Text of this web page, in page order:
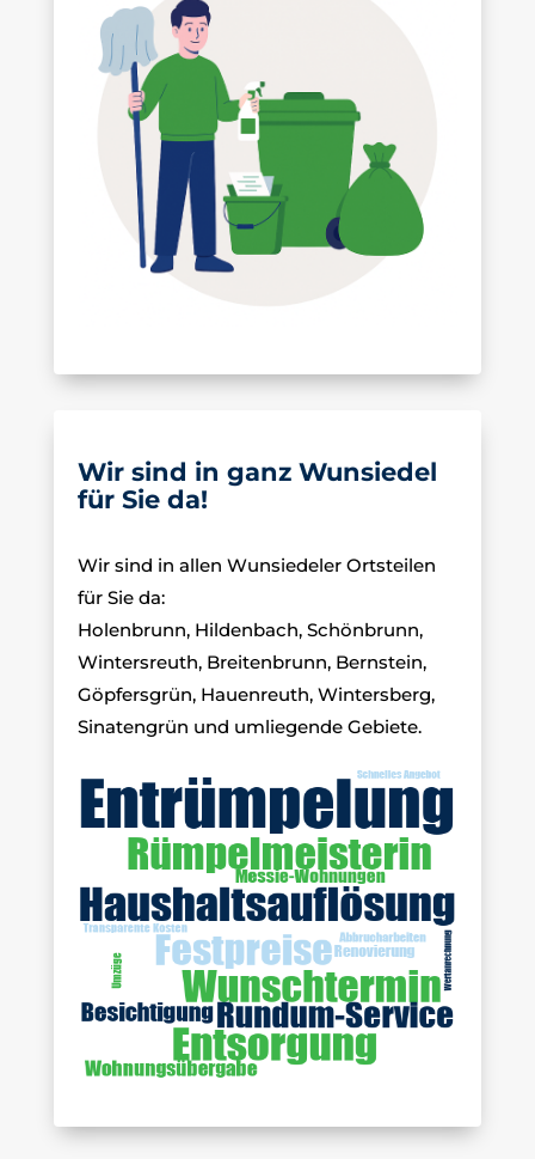
Wir sind in ganz Wunsiedel
für Sie da!
Wir sind in allen Wunsiedeler Ortsteilen
für Sie da:
Holenbrunn, Hildenbach, Schönbrunn,
Wintersreuth, Breitenbrunn, Bernstein,
Göpfersgrün, Hauenreuth, Wintersberg,
Sinatengrün und umliegende Gebiete.